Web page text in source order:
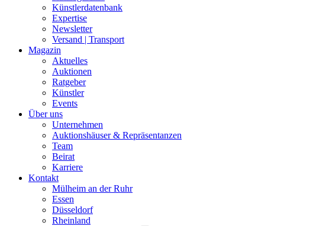
Künstlerdatenbank
Expertise
Newsletter
Versand | Transport
Magazin
Aktuelles
Auktionen
Ratgeber
Künstler
Events
Über uns
Unternehmen
Auktionshäuser & Repräsentanzen
Team
Beirat
Karriere
Kontakt
Mülheim an der Ruhr
Essen
Düsseldorf
Rheinland